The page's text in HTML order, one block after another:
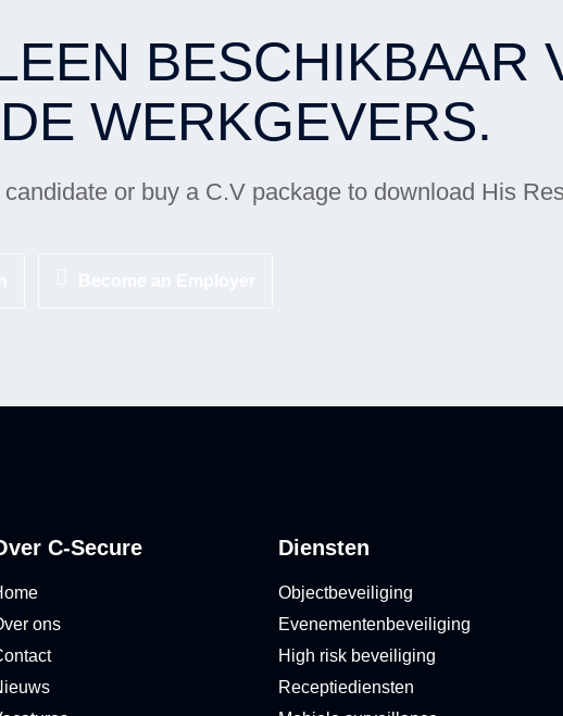
BESCHIKBAAR
WERKGEVERS.
or buy a C.V package to download His
C-Secure
ons
Diensten
Objectbeveiliging
Evenementenbeveiliging
High risk beveiliging
Receptiediensten